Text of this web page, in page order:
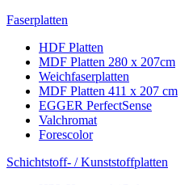
Faserplatten
HDF Platten
MDF Platten 280 x 207cm
Weichfaserplatten
MDF Platten 411 x 207 cm
EGGER PerfectSense
Valchromat
Forescolor
Schichtstoff- / Kunststoffplatten